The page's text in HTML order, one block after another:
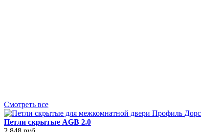
Смотреть все
Петли скрытые AGB 2.0